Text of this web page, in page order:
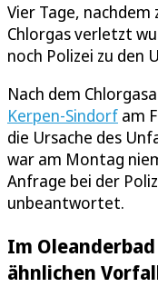
Vier Tage, nachdem
Chlorgas verletzt
noch Polizei zu den
Nach dem
Kerpen-Sindorf am
die Ursache des
war am Montag
Anfrage bei der
unbeantwortet.
Im
ähnlichen